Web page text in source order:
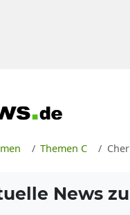
Themen C Cher
News zu